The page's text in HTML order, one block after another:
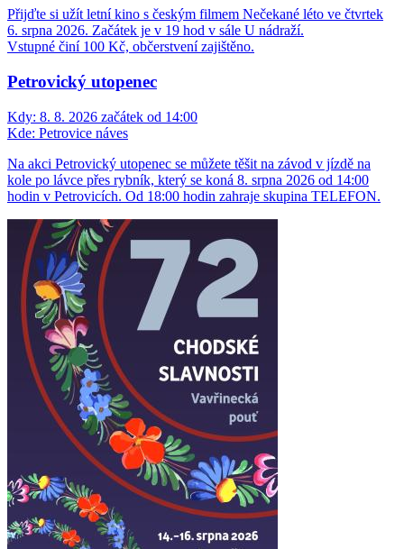
Přijďte si užít letní kino s českým filmem Nečekané léto ve čtvrtek
6. srpna 2026. Začátek je v 19 hod v sále U nádraží.
Vstupné činí 100 Kč, občerstvení zajištěno.
Petrovický utopenec
Kdy: 8. 8. 2026 začátek od 14:00
Kde: Petrovice náves
Na akci Petrovický utopenec se můžete těšit na závod v jízdě na
kole po lávce přes rybník, který se koná 8. srpna 2026 od 14:00
hodin v Petrovicích. Od 18:00 hodin zahraje skupina TELEFON.